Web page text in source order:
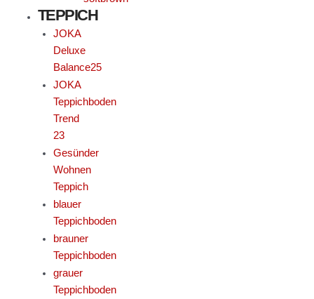
TEPPICH
JOKA
Deluxe
Balance25
JOKA
Teppichboden
Trend
23
Gesünder
Wohnen
Teppich
blauer
Teppichboden
brauner
Teppichboden
grauer
Teppichboden